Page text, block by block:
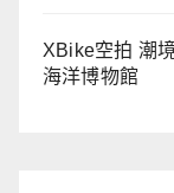
XBike空拍 潮
海洋博物館